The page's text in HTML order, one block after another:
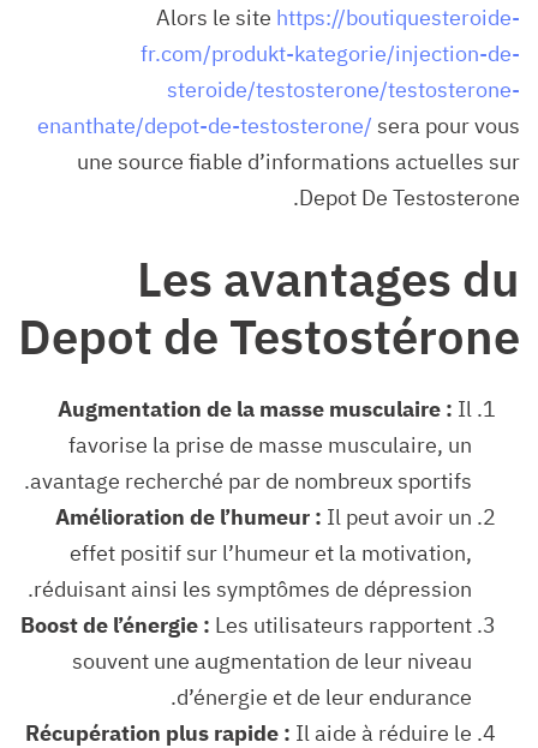
Alors le site https://boutiquesteroide-
fr.com/produkt-kategorie/injection-de-
steroide/testosterone/testosterone-
enanthate/depot-de-testosterone/ sera pour vous
une source fiable d’informations actuelles sur
Depot De Testosterone.
Les avantages du
Depot de Testostérone
Augmentation de la masse musculaire : Il
favorise la prise de masse musculaire, un
avantage recherché par de nombreux sportifs.
Amélioration de l’humeur : Il peut avoir un
effet positif sur l’humeur et la motivation,
réduisant ainsi les symptômes de dépression.
Boost de l’énergie : Les utilisateurs rapportent
souvent une augmentation de leur niveau
d’énergie et de leur endurance.
Récupération plus rapide : Il aide à réduire le